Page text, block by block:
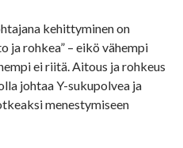
kehittyminen on
ja rohkea” – eikö vähempi
ei riitä. Aitous ja rohkeus
johtaa Y-sukupolvea ja
menestymiseen